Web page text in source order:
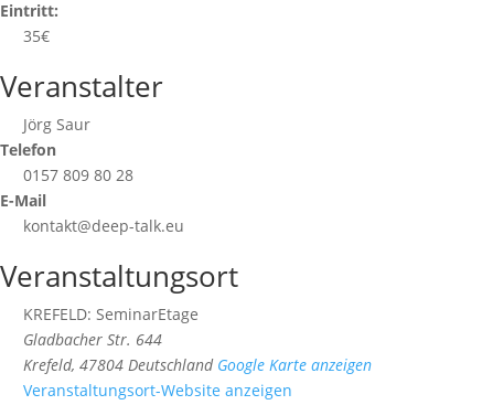
Eintritt:
35€
Veranstalter
Jörg Saur
Telefon
0157 809 80 28
E-Mail
kontakt@deep-talk.eu
Veranstaltungsort
KREFELD: SeminarEtage
Gladbacher Str. 644
Krefeld, 47804 Deutschland Google Karte anzeigen
Veranstaltungsort-Website anzeigen